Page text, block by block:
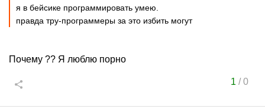
я в бейсике программировать умею.
правда тру-программеры за это избить могут
Почему ?? Я люблю порно
1 /0